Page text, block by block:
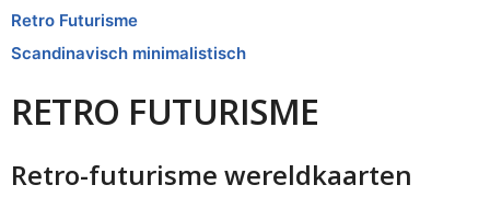
Retro Futurisme
Scandinavisch minimalistisch
RETRO FUTURISME
Retro-futurisme wereldkaarten